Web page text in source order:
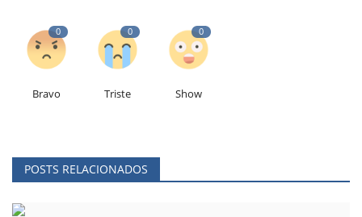
0
Bravo
0
Triste
0
Show
POSTS RELACIONADOS